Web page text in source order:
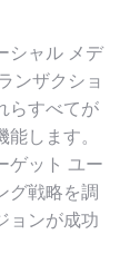
シャル メデ
ンザクショ
らすべてが
します。
ゲット ユー
グ戦略を調
ョンが成功